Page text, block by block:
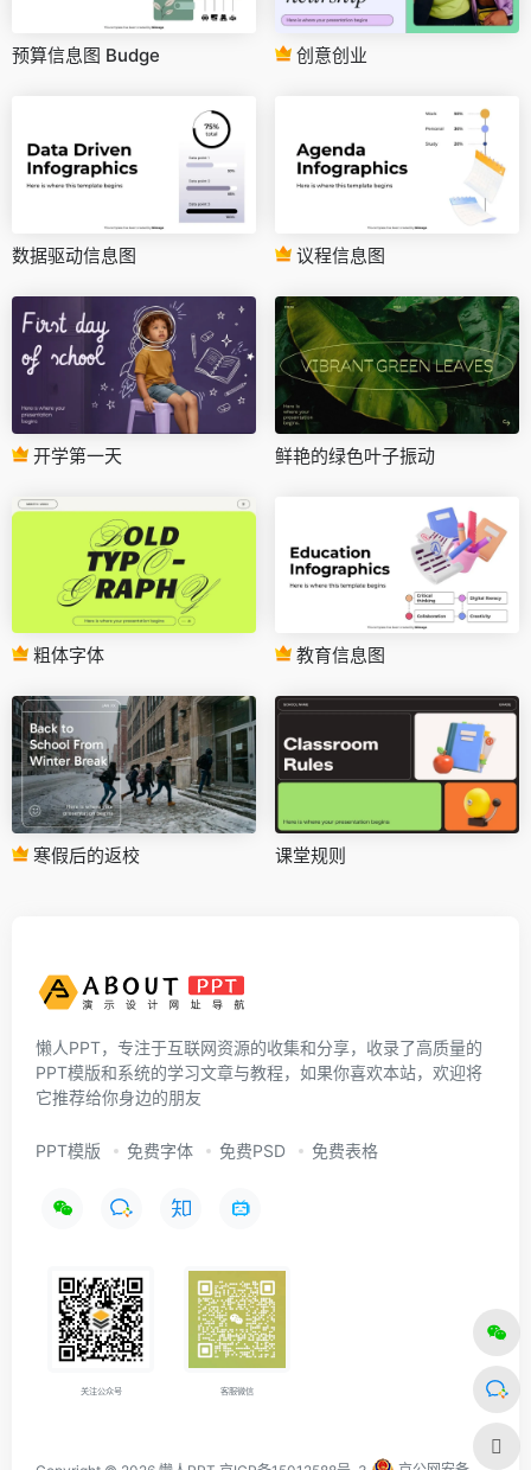
预算信息图 Budge 创意创业
数据驱动信息图 议程信息图
开学第一天 鲜艳的绿色叶子振动
粗体字体 教育信息图
寒假后的返校 课堂规则
懒人PPT，专注于互联网资源的收集和分享，收录了高质量的
PPT模版和系统的学习文章与教程，如果你喜欢本站，欢迎将
它推荐给你身边的朋友
PPT模版 免费字体 免费PSD 免费表格
关注公众号 客服微信